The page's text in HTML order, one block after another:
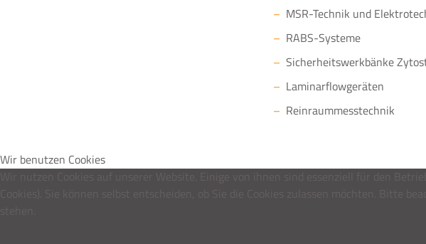
MSR-Technik und
RABS-Systeme
Sicherheitswerkbänke
Laminarflowgeräten
Reinraummesstechnik
Wir benutzen Cookies
Wir nutzen Cookies auf unserer Website. Einige von ihnen sind essenziell für den
Cookies). Sie können selbst entscheiden, ob Sie die Cookies zulassen möchten.